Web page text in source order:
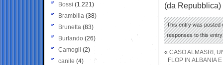
(da Repubblica)
This entry was posted
responses to this
« CASO ALMASRI,
FLOP IN ALBANIA
Bossi (1.221)
Brambilla (38)
Brunetta (83)
Burlando (26)
Camogli (2)
canile (4)